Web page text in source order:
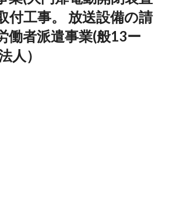
付工事。 放送設備の請
働者派遣事業(般13ー
人）